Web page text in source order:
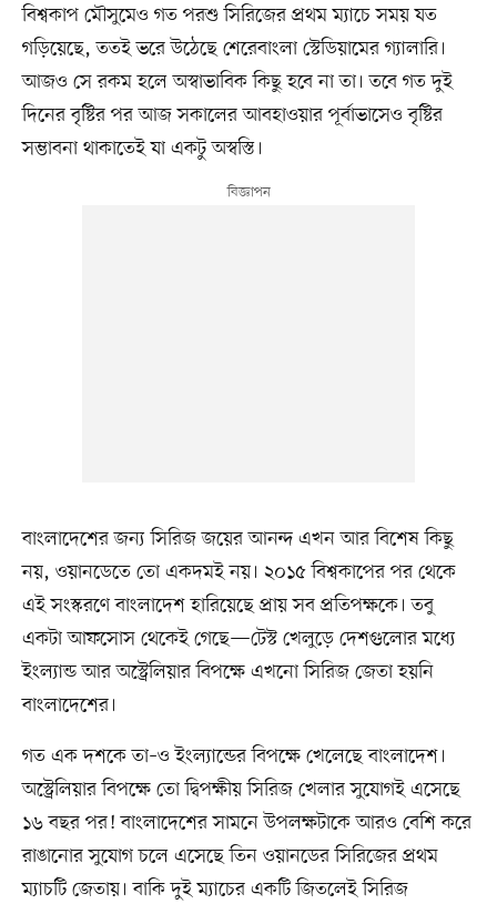
বিশ্বকাপ মৌসুমেও গত পরশু সিরিজের প্রথম ম্যাচে সময় যত
গড়িয়েছে, ততই ভরে উঠেছে শেরেবাংলা স্টেডিয়ামের গ্যালারি।
আজও সে রকম হলে অস্বাভাবিক কিছু হবে না তা। তবে গত দুই
দিনের বৃষ্টির পর আজ সকালের আবহাওয়ার পূর্বাভাসেও বৃষ্টির
সম্ভাবনা থাকাতেই যা একটু অস্বস্তি।
বাংলাদেশের জন্য সিরিজ জয়ের আনন্দ এখন আর বিশেষ কিছু
নয়, ওয়ানডেতে তো একদমই নয়। ২০১৫ বিশ্বকাপের পর থেকে
এই সংস্করণে বাংলাদেশ হারিয়েছে প্রায় সব প্রতিপক্ষকে। তবু
একটা আফসোস থেকেই গেছে—টেস্ট খেলুড়ে দেশগুলোর মধ্যে
ইংল্যান্ড আর অস্ট্রেলিয়ার বিপক্ষে এখনো সিরিজ জেতা হয়নি
বাংলাদেশের।
গত এক দশকে তা–ও ইংল্যান্ডের বিপক্ষে খেলেছে বাংলাদেশ।
অস্ট্রেলিয়ার বিপক্ষে তো দ্বিপক্ষীয় সিরিজ খেলার সুযোগই এসেছে
১৬ বছর পর! বাংলাদেশের সামনে উপলক্ষটাকে আরও বেশি করে
রাঙানোর সুযোগ চলে এসেছে তিন ওয়ানডের সিরিজের প্রথম
ম্যাচটি জেতায়। বাকি দুই ম্যাচের একটি জিতলেই সিরিজ